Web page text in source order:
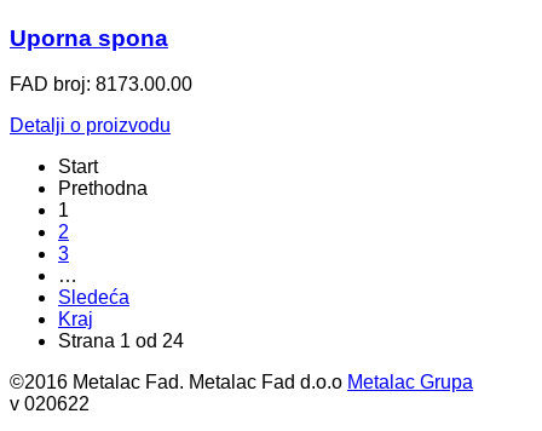
Uporna spona
FAD broj: 8173.00.00
Detalji o proizvodu
Start
Prethodna
1
2
3
…
Sledeća
Kraj
Strana 1 od 24
©2016 Metalac Fad. Metalac Fad d.o.o Metalac Grupa
v 020622